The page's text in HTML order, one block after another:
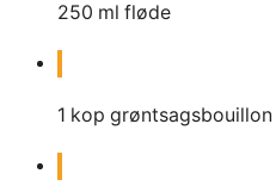
250 ml fløde
1 kop grøntsagsbouillon